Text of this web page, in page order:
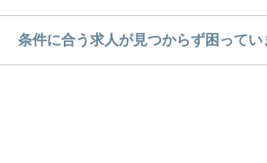
青山一丁目駅の求人数は15件です
があるかぜひチェックしてみてく
条件に合う求人が見つからず困って